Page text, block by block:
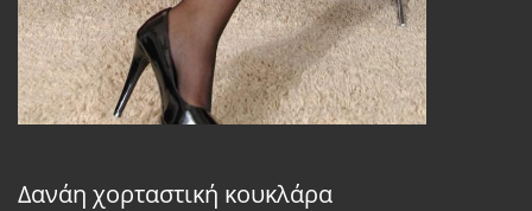
Δανάη χορταστική κουκλάρα